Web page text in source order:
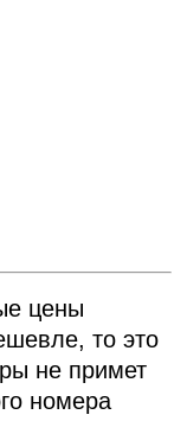
цены
то это
не примет
номера